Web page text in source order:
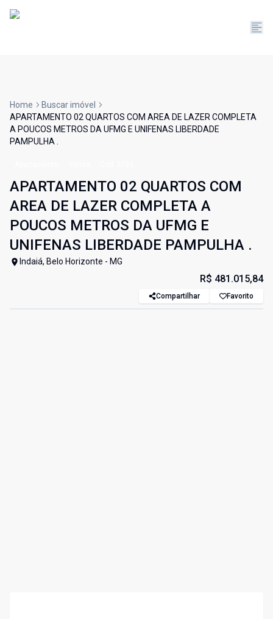
Home
Buscar imóvel
APARTAMENTO 02 QUARTOS COM AREA DE LAZER COMPLETA
A POUCOS METROS DA UFMG E UNIFENAS LIBERDADE
PAMPULHA .
APARTAMENTO 02 QUARTOS COM
AREA DE LAZER COMPLETA A
POUCOS METROS DA UFMG E
UNIFENAS LIBERDADE PAMPULHA .
Indaiá, Belo Horizonte - MG
R$ 481.015,84
Compartilhar Favorito